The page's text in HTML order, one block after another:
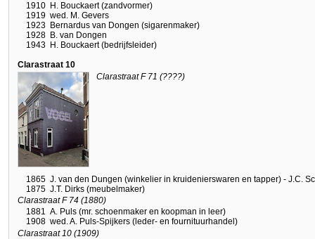
1910 H. Bouckaert (zandvormer)
1919 wed. M. Gevers
1923 Bernardus van Dongen (sigarenmaker)
1928 B. van Dongen
1943 H. Bouckaert (bedrijfsleider)
Clarastraat 10
Clarastraat F 71 (????)
1865 J. van den Dungen (winkelier in kruidenierswaren en tapper) - J.C.
1875 J.T. Dirks (meubelmaker)
Clarastraat F 74 (1880)
1881 A. Puls (mr. schoenmaker en koopman in leer)
1908 wed. A. Puls-Spijkers (leder- en fournituurhandel)
Clarastraat 10 (1909)